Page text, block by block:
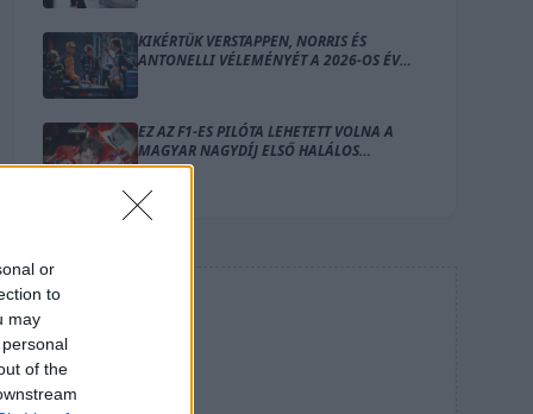
or
to
may
of the
KIKÉRTÜK VERSTAPPEN, NORRIS ÉS
ANTONELLI VÉLEMÉNYÉT A 2026-OS ÉV
EDDIGI LEGJOBBJÁRÓL
EZ AZ F1-ES PILÓTA LEHETETT VOLNA A
MAGYAR NAGYDÍJ ELSŐ HALÁLOS
ÁLDOZATA
HIRDETÉS